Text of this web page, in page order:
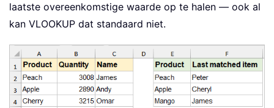
laatste overeenkomstige waarde op te halen — ook al
kan VLOOKUP dat standaard niet.